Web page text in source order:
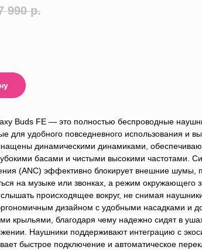
990 р.
Buds FE — это полностью беспроводные
для удобного повседневного использования и
динамическими динамиками,
басами и чистыми высокими частотами.
(ANC) эффективно блокирует внешние шумы,
на музыке или звонках, а режим окружающего
происходящее вокруг, не снимая
дизайном с удобными насадками и
крыльями, благодаря чему надежно сидят в
Наушники поддерживают интеграцию с
быстрое подключение и автоматическое